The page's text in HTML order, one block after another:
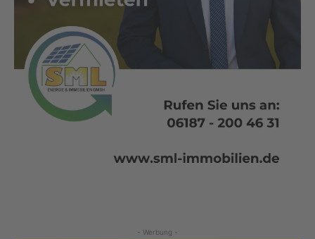
- Werbung -